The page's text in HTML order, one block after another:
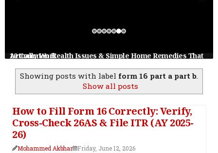
10 Common Health Issues & Simple Home Remedies That Actually Work
Showing posts with label form 16 part a part b.
Show all posts
How to Fill Form 16 Correctly: Verify,
Cross-Check 26AS & File ITR (AY 2025-
26)
Mohammed Akbhar Friday, June 12, 2026